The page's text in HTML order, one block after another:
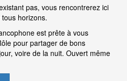
pas, vous rencontrerez ici
horizons.
est prête à vous
pour partager de bons
voire de la nuit. Ouvert même